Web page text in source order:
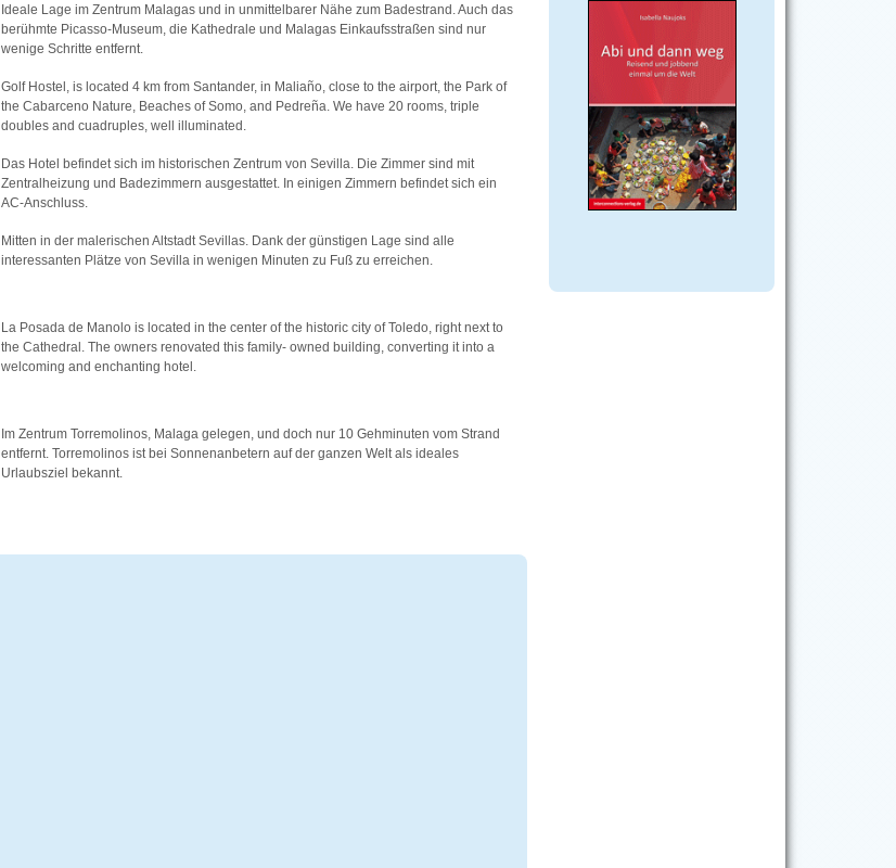
Ideale Lage im Zentrum Malagas und in unmittelbarer Nähe zum Badestrand. Auch das
berühmte Picasso-Museum, die Kathedrale und Malagas Einkaufsstraßen sind nur
wenige Schritte entfernt.
Golf Hostel, is located 4 km from Santander, in Maliaño, close to the airport, the Park of
the Cabarceno Nature, Beaches of Somo, and Pedreña. We have 20 rooms, triple
doubles and cuadruples, well illuminated.
Das Hotel befindet sich im historischen Zentrum von Sevilla. Die Zimmer sind mit
Zentralheizung und Badezimmern ausgestattet. In einigen Zimmern befindet sich ein
AC-Anschluss.
Mitten in der malerischen Altstadt Sevillas. Dank der günstigen Lage sind alle
interessanten Plätze von Sevilla in wenigen Minuten zu Fuß zu erreichen.
La Posada de Manolo is located in the center of the historic city of Toledo, right next to
the Cathedral. The owners renovated this family- owned building, converting it into a
welcoming and enchanting hotel.
Im Zentrum Torremolinos, Malaga gelegen, und doch nur 10 Gehminuten vom Strand
entfernt. Torremolinos ist bei Sonnenanbetern auf der ganzen Welt als ideales
Urlaubsziel bekannt.